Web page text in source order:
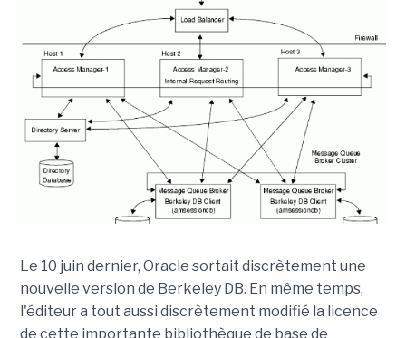
Le 10 juin dernier, Oracle sortait discrètement une
nouvelle version de Berkeley DB. En même temps,
l'éditeur a tout aussi discrètement modifié la licence
de cette importante bibliothèque de base de